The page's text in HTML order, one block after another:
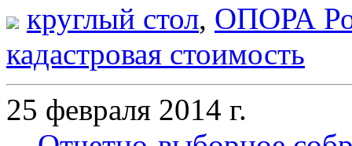
круглый стол, ОПОРА
кадастровая стоимость
25 февраля 2014 г.